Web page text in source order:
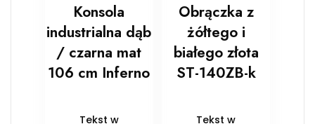
Konsola
industrialna dąb
/ czarna mat
106 cm Inferno
Tekst w
Obrączka z
żółtego i
białego złota
ST-140ZB-k
Tekst w